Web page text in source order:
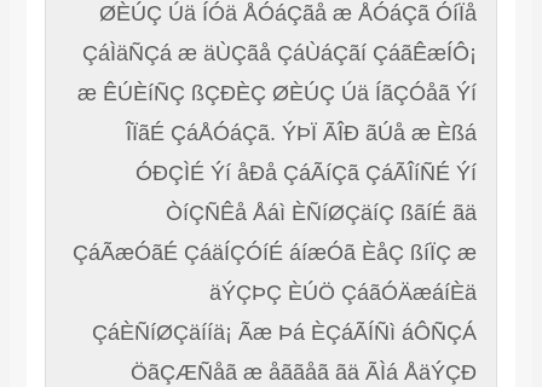
ØÈÚÇ Úä ÍÓä ÅÓáÇãå æ ÅÓáÇã ÓíÏå
ÇáÌäÑÇá æ äÙÇãå ÇáÙáÇãí ÇáãÊæÍÔ¡
æ ÊÚÈíÑÇ ßÇÐÈÇ ØÈÚÇ Úä ÍãÇÓåã Ýí
ÎÏãÉ ÇáÅÓáÇã. ÝÞÏ ÃÎÐ ãÚå æ Èßá
ÓÐÇÌÉ Ýí åÐå ÇáÃíÇã ÇáÃÎíÑÉ Ýí
ÒíÇÑÊå Åáì ÈÑíØÇäíÇ ßãíÉ ãä
ÇáÃæÓãÉ ÇáäÍÇÓíÉ áíæÓã ÈåÇ ßíÏÇ æ
äÝÇÞÇ ÈÚÖ ÇáãÓÄæáíÈä
ÇáÈÑíØÇäííä¡ Ãæ Þá ÈÇáÃÍÑì áÔÑÇÁ
ÖãÇÆÑåã æ åããåã ãä ÃÌá ÅäÝÇÐ